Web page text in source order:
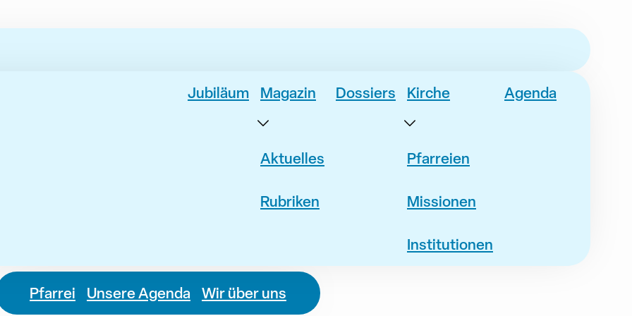
Jubiläum Magazin
Aktuelles
Rubriken
Dossiers Kirche
Pfarreien
Missionen
Institutionen
Agenda
Pfarrei Unsere Agenda Wir über uns